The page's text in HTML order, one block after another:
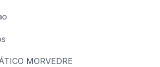
MORVEDRE